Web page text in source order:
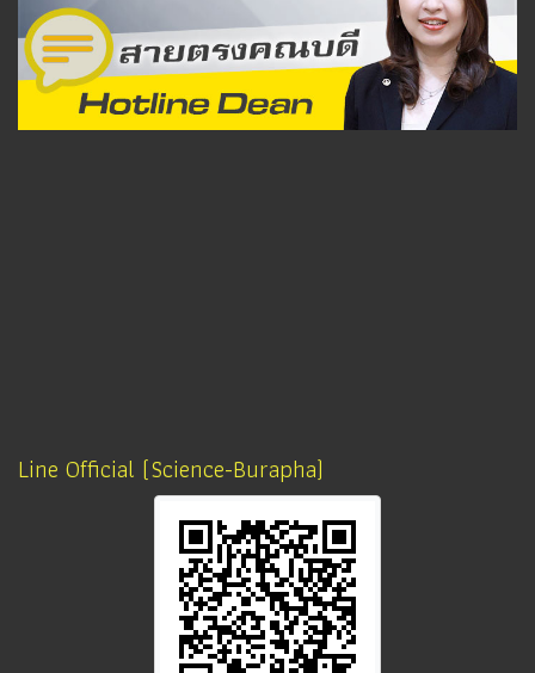
Line Official (Science-Burapha)